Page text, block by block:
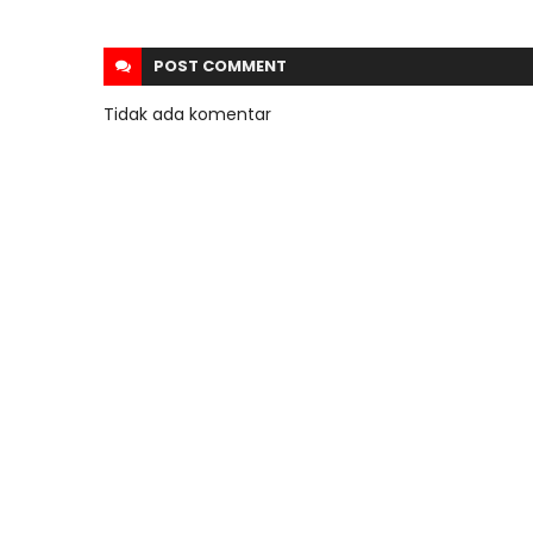
POST COMMENT
Tidak ada komentar